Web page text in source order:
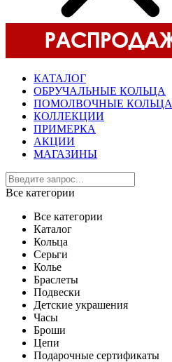
КАТАЛОГ
ОБРУЧАЛЬНЫЕ КОЛЬЦА
ПОМОЛВОЧНЫЕ КОЛЬЦА
КОЛЛЕКЦИИ
ПРИМЕРКА
АКЦИИ
МАГАЗИНЫ
Все категории
Все категории
Каталог
Кольца
Серьги
Колье
Браслеты
Подвески
Детские украшения
Часы
Броши
Цепи
Подарочные сертификаты